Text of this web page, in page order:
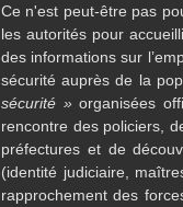
Ce n'est peut-être pas
les autorités pour
des informations sur
sécurité auprès de la
sécurité »organisées
rencontre des policiers,
préfectures et de
(identité judiciaire,
rapprochement des